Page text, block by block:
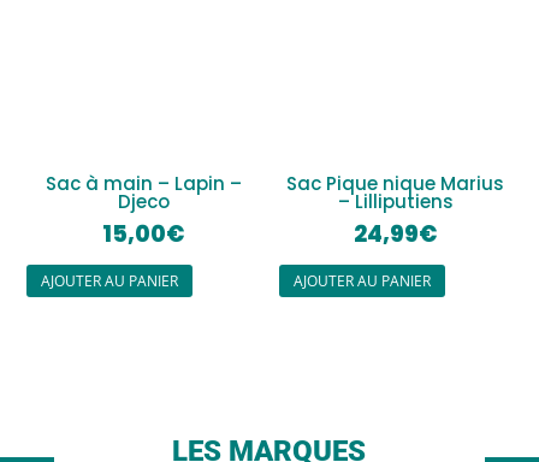
Sac à main – Lapin –
Djeco
15,00€
AJOUTER AU PANIER
Sac Pique nique Marius
– Lilliputiens
24,99€
AJOUTER AU PANIER
LES MARQUES